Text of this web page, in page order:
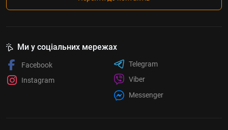
Ми у соціальних мережах
Facebook
Instagram
Telegram
Viber
Messenger